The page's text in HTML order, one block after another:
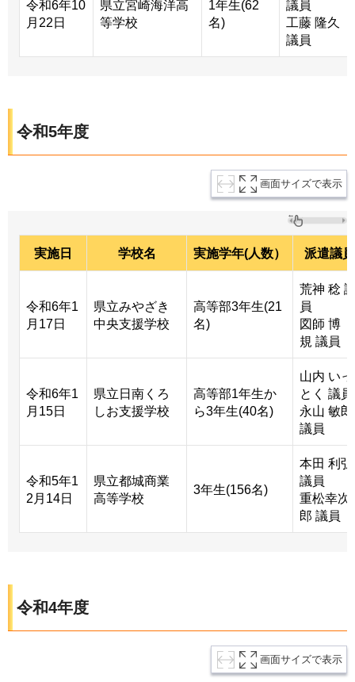
令和6年10
月22日
県立宮崎海洋高
等学校
1年生(62
名)
議員
工藤 隆久
議員
令和5年度
画面サイズで表示
実施日 学校名 実施学年(人数） 派遣議員
令和6年1
月17日
県立みやざき
中央支援学校
高等部3年生(21
名)
荒神 稔
員
図師 博
規 議員
令和6年1
月15日
県立日南くろ
しお支援学校
高等部1年生か
ら3年生(40名)
山内 いっ
とく 議員
永山 敏郎
議員
令和5年1
2月14日
県立都城商業
高等学校
3年生(156名)
本田 利弘
議員
重松幸次
郎 議員
令和4年度
画面サイズで表示